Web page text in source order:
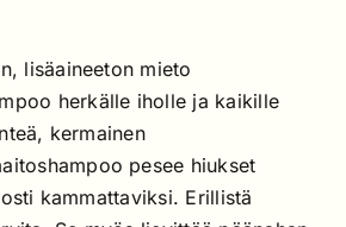
lisäaineeton mieto
herkälle iholle ja kaikille
kermainen
pesee hiukset
kammattaviksi. Erillistä